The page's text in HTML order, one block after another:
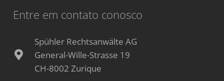
Entre em contato conosco
Spühler Rechtsanwälte AG
General-Wille-Strasse 19
CH-8002 Zurique